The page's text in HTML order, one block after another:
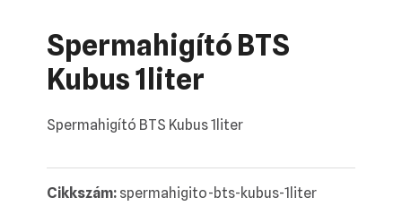
Spermahigító BTS
Kubus 1liter
Spermahigító BTS Kubus 1liter
Cikkszám: spermahigito-bts-kubus-1liter